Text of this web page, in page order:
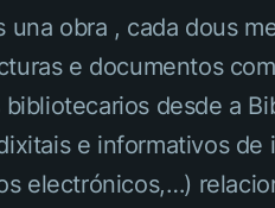
obra , cada dous
e documentos
desde a
e informativos de
electrónicos,…)